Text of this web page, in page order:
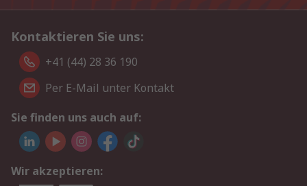
Kontaktieren Sie uns:
+41 (44) 28 36 190
Per E-Mail unter Kontakt
Sie finden uns auch auf:
Wir akzeptieren: